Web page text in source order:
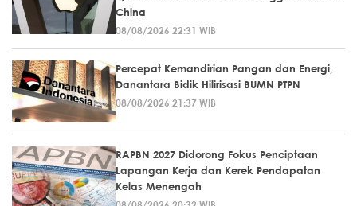
China
08/08/2026 22:31 WIB
Percepat Kemandirian Pangan dan Energi,
Danantara Bidik Hilirisasi BUMN PTPN
08/08/2026 21:37 WIB
RAPBN 2027 Didorong Fokus Penciptaan
Lapangan Kerja dan Kerek Pendapatan
Kelas Menengah